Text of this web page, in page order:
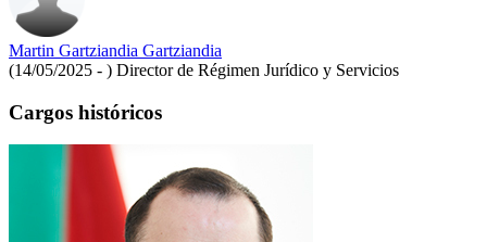
Martin Gartziandia Gartziandia
(14/05/2025 - ) Director de Régimen Jurídico y Servicios
Cargos históricos